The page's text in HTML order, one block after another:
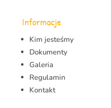
Informacje
Kim jesteśmy
Dokumenty
Galeria
Regulamin
Kontakt